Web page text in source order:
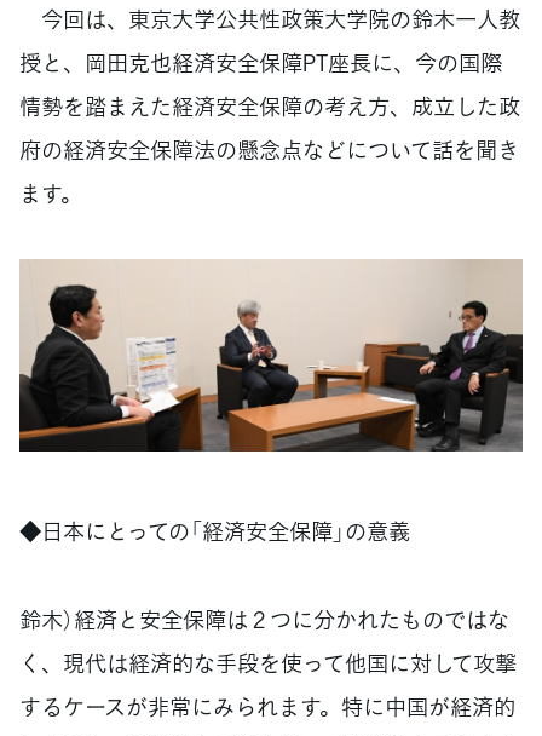
今回は、東京大学公共性政策大学院の鈴木一人教
授と、岡田克也経済安全保障PT座長に、今の国際
情勢を踏まえた経済安全保障の考え方、成立した政
府の経済安全保障法の懸念点などについて話を聞き
ます。
◆日本にとっての「経済安全保障」の意義
鈴木）経済と安全保障は２つに分かれたものではな
く、現代は経済的な手段を使って他国に対して攻撃
するケースが非常にみられます。特に中国が経済的